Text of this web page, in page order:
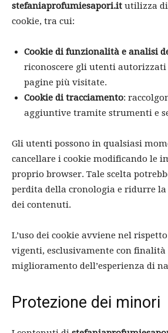
stefaniaprofumiesapori.it utilizza
cookie, tra cui:
Cookie di funzionalità e analisi
riconoscere gli utenti
pagine più visitate.
Cookie di tracciamento:
aggiuntive tramite strumenti e
Gli utenti possono in qualsiasi
cancellare i cookie modificando le
proprio browser. Tale scelta
perdita della cronologia e ridurre
dei contenuti.
L’uso dei cookie avviene nel
vigenti, esclusivamente con finalità
miglioramento dell’esperienza di
Protezione dei minori